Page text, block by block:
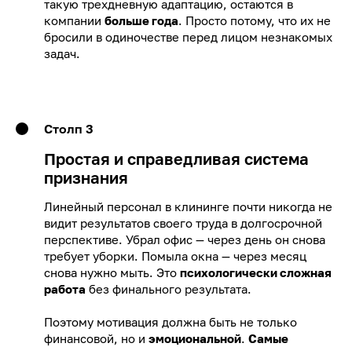
такую трехдневную адаптацию, остаются в
компании больше года. Просто потому, что их не
бросили в одиночестве перед лицом незнакомых
задач.
Столп 3
Простая и справедливая система
признания
Линейный персонал в клининге почти никогда не
видит результатов своего труда в долгосрочной
перспективе. Убрал офис — через день он снова
требует уборки. Помыла окна — через месяц
снова нужно мыть. Это психологически сложная
работа без финального результата.
Поэтому мотивация должна быть не только
финансовой, но и эмоциональной. Самые